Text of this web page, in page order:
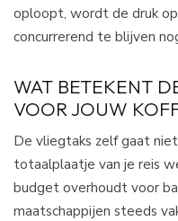
oploopt, wordt de druk
concurrerend te blijven
WAT BETEKENT
VOOR JOUW
De vliegtaks zelf gaat
totaalplaatje van je reis
budget overhoudt voor
maatschappijen steeds